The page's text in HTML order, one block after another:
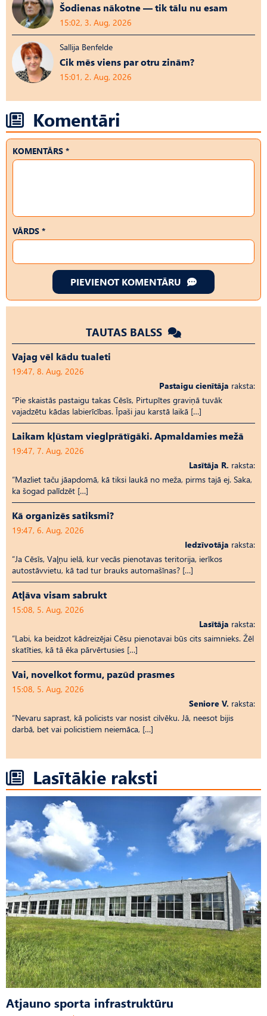
Šodienas nākotne — tik tālu nu esam
15:02, 3. Aug, 2026
Sallija Benfelde
Cik mēs viens par otru zinām?
15:01, 2. Aug, 2026
Komentāri
KOMENTĀRS *
VĀRDS *
PIEVIENOT KOMENTĀRU
TAUTAS BALSS
Vajag vēl kādu tualeti
19:47, 8. Aug, 2026
Pastaigu cienītāja raksta:
“Pie skaistās pastaigu takas Cēsīs, Pirtupītes graviņā tuvāk
vajadzētu kādas labierīcības. Īpaši jau karstā laikā […]
Laikam kļūstam vieglprātīgāki. Apmaldamies mežā
19:47, 7. Aug, 2026
Lasītāja R. raksta:
“Mazliet taču jāapdomā, kā tiksi laukā no meža, pirms tajā ej. Saka,
ka šogad palīdzēt […]
Kā organizēs satiksmi?
19:47, 6. Aug, 2026
Iedzīvotāja raksta:
“Ja Cēsīs, Vaļņu ielā, kur vecās pienotavas teritorija, ierīkos
autostāvvietu, kā tad tur brauks automašīnas? […]
Atļāva visam sabrukt
15:08, 5. Aug, 2026
Lasītāja raksta:
“Labi, ka beidzot kādreizējai Cēsu pienotavai būs cits saimnieks. Žēl
skatīties, kā tā ēka pārvērtusies […]
Vai, novelkot formu, pazūd prasmes
15:08, 5. Aug, 2026
Seniore V. raksta:
“Nevaru saprast, kā policists var nosist cilvēku. Jā, neesot bijis
darbā, bet vai policistiem neiemāca, […]
Lasītākie raksti
Atjauno sporta infrastruktūru